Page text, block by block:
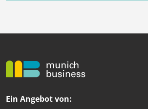
Ein Angebot von: